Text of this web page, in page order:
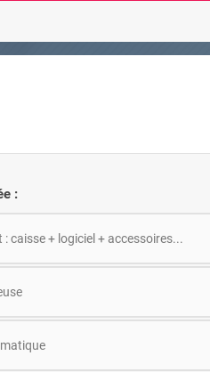
:
caisse + logiciel + accessoires...